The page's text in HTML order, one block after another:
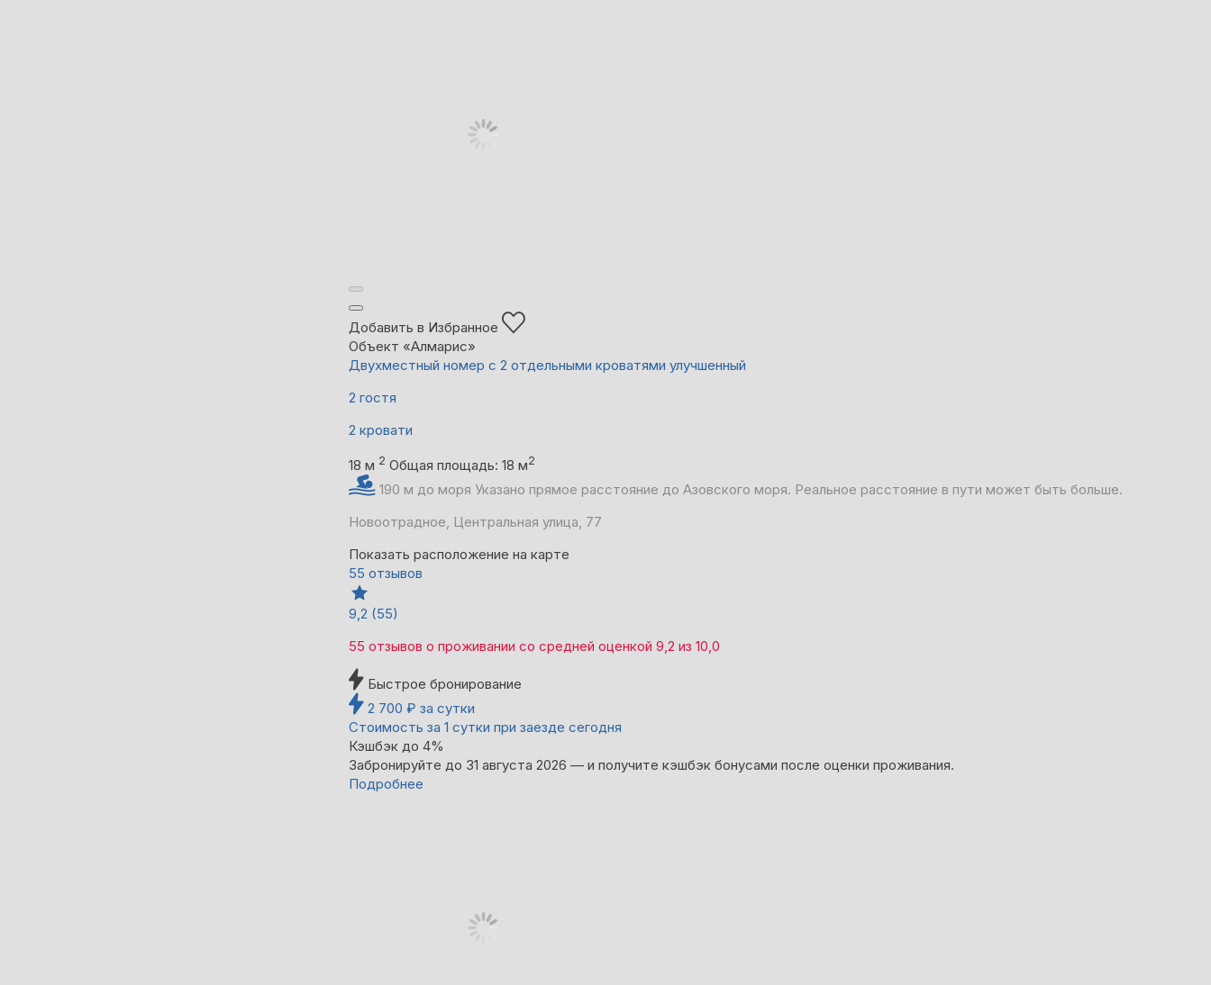
Добавить в Избранное
Объект «Алмарис»
Двухместный номер с 2 отдельными кроватями улучшенный
2 гостя
2 кровати
18 м 2 Общая площадь: 18 м2
190 м до моря Указано прямое расстояние до Азовского моря. Реальное расстояние в пути может быть больше.
Новоотрадное, Центральная улица, 77
Показать расположение на карте
55 отзывов
9,2 (55)
55 отзывов о проживании со средней оценкой 9,2 из 10,0
Быстрое бронирование
2 700 ₽ за сутки
Стоимость за 1 сутки при заезде сегодня
Кэшбэк до 4%
Забронируйте до 31 августа 2026 — и получите кэшбэк бонусами после оценки проживания.
Подробнее